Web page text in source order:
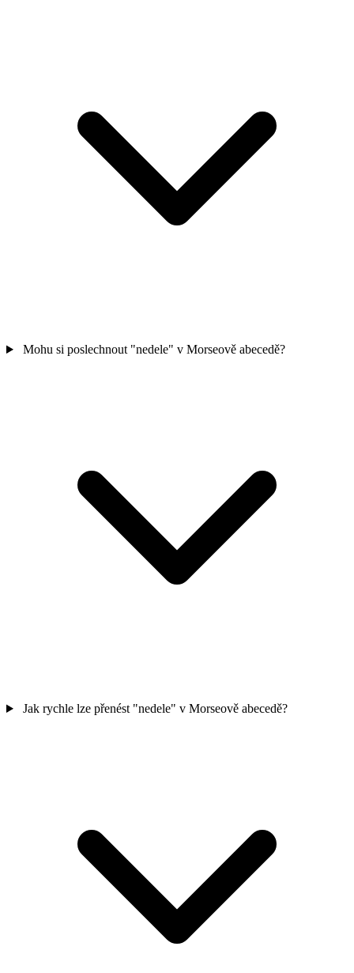
Mohu si poslechnout "nedele" v Morseově abecedě?
Jak rychle lze přenést "nedele" v Morseově abecedě?